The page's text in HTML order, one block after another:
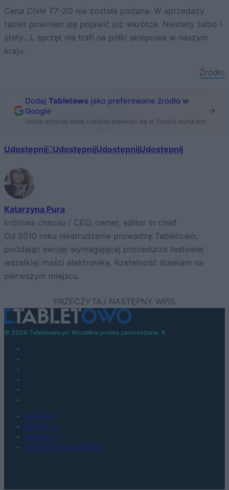
Cena Chile T7-3G nie została podana. W sprzedaży
tablet powinien się pojawić już wkrótce. Niestety (albo i
stety…), sprzęt nie trafi na półki sklepowe w naszym
kraju.
Źródło
Dodaj Tabletowo jako preferowane źródło w
Google
Nasze artykuły będą częściej pojawiać się w Twoich wynikach
Udostępnij UdostępnijUdostępnijUdostępnij
Katarzyna Pura
królowa chaosu / CEO, owner, editor in chief
Od 2010 roku niestrudzenie prowadzę Tabletowo,
poddając swojej wymagającej procedurze testowej
wszelkiej maści elektronikę. Rzetelność stawiam na
pierwszym miejscu.
© 2026 Tabletowo.pl. Wszelkie prawa zastrzeżone. K
KONTAKT
REDAKCJA
REKLAMA
POLITYKA PRYWATNOŚCI